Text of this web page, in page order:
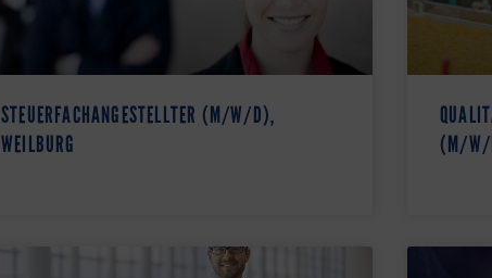
STEUERFACHANGESTELLTER (M/W/D),
WEILBURG
(M/W/